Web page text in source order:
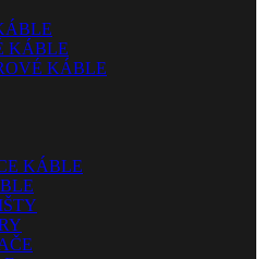
KÁBLE
KÁBLE
KÁBLE